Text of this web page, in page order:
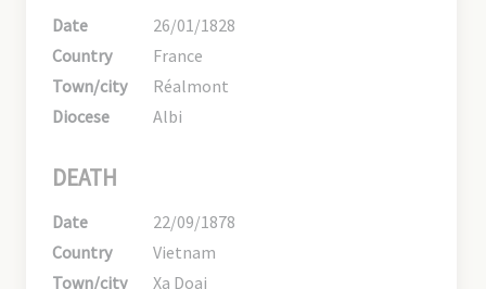
Date
26/01/1828
Country
France
Town/city
Réalmont
Diocese
Albi
DEATH
Date
22/09/1878
Country
Vietnam
Town/city
Xa Doai